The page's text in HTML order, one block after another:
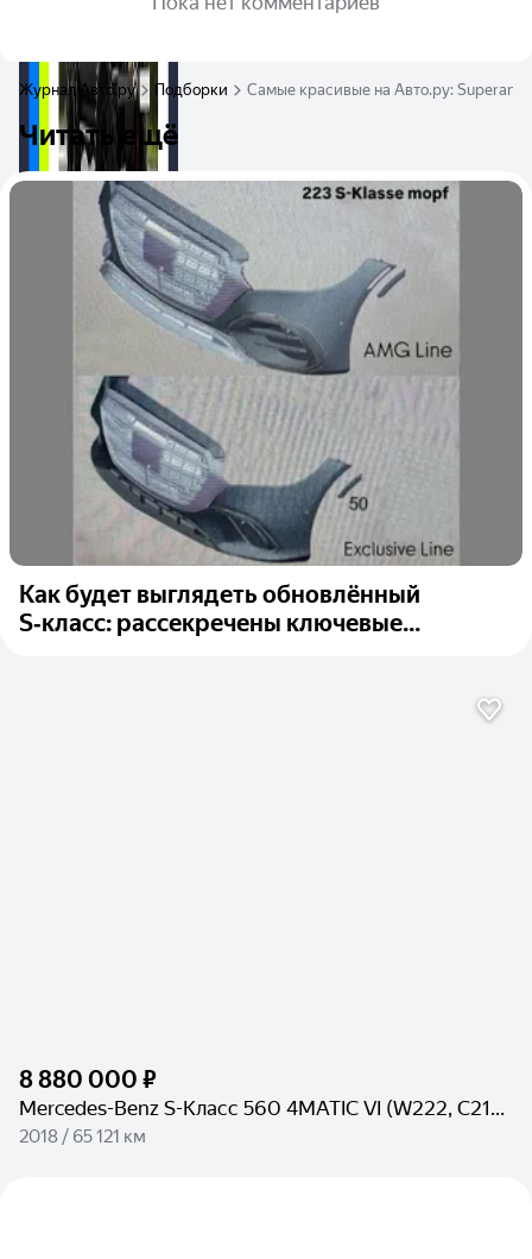
Журнал Авто.ру Подборки Самые красивые на Авто.ру:
Читать ещё
Как будет выглядеть обновлённый
S‑класс: рассекречены ключевые...
8 880 000 ₽
Mercedes-Benz S-Класс 560 4MATIC VI (W222, C217) Рестайлинг
2018 / 65 121 км